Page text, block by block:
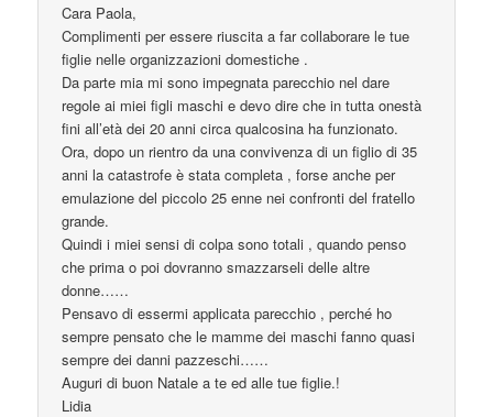
Cara Paola,
Complimenti per essere riuscita a far collaborare le tue
figlie nelle organizzazioni domestiche .
Da parte mia mi sono impegnata parecchio nel dare
regole ai miei figli maschi e devo dire che in tutta onestà
fini all’età dei 20 anni circa qualcosina ha funzionato.
Ora, dopo un rientro da una convivenza di un figlio di 35
anni la catastrofe è stata completa , forse anche per
emulazione del piccolo 25 enne nei confronti del fratello
grande.
Quindi i miei sensi di colpa sono totali , quando penso
che prima o poi dovranno smazzarseli delle altre
donne……
Pensavo di essermi applicata parecchio , perché ho
sempre pensato che le mamme dei maschi fanno quasi
sempre dei danni pazzeschi……
Auguri di buon Natale a te ed alle tue figlie.!
Lidia